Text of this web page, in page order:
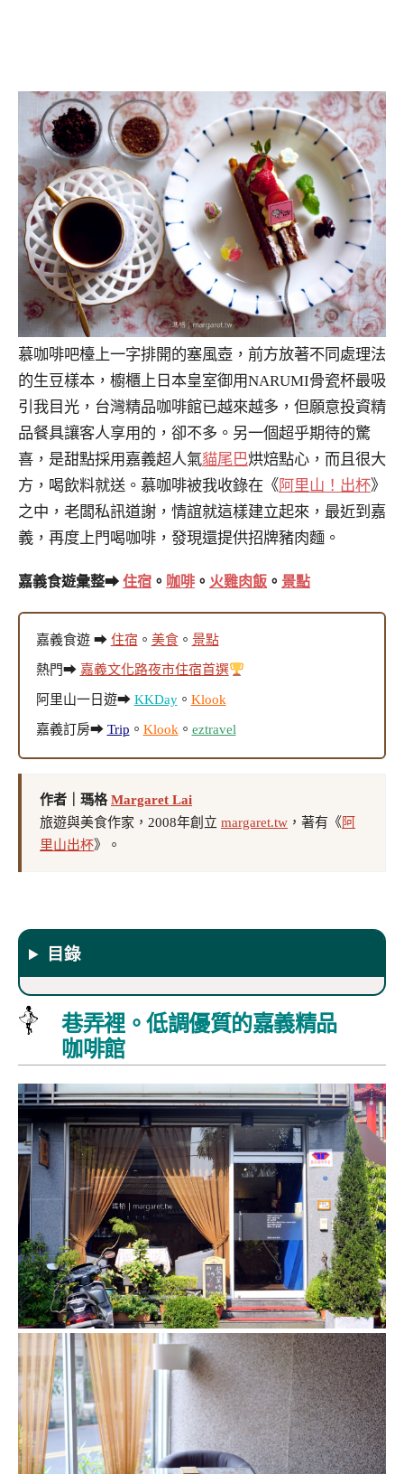
慕咖啡吧檯上一字排開的塞風壺，前方放著不同處理法
的生豆樣本，櫥櫃上日本皇室御用NARUMI骨瓷杯最吸
引我目光，台灣精品咖啡館已越來越多，但願意投資精
品餐具讓客人享用的，卻不多。另一個超乎期待的驚
喜，是甜點採用嘉義超人氣貓尾巴烘焙點心，而且很大
方，喝飲料就送。慕咖啡被我收錄在《 阿里山！出杯》
之中，老闆私訊道謝，情誼就這樣建立起來，最近到嘉
義，再度上門喝咖啡，發現還提供招牌豬肉麵。
嘉義食遊彙整➡ 住宿 。 咖啡 。 火雞肉飯 。 景點
嘉義食遊 ➡ 住宿 。 美食。 景點
熱門➡ 嘉義文化路夜市住宿首選
阿里山一日遊➡ KKDay。 Klook
嘉義訂房➡ Trip 。 Klook 。 eztravel
作者｜瑪格Margaret Lai
旅遊與美食作家，2008年創立 margaret.tw ，著有《阿
里山出杯》。
目錄
巷弄裡。低調優質的嘉義精品
咖啡館